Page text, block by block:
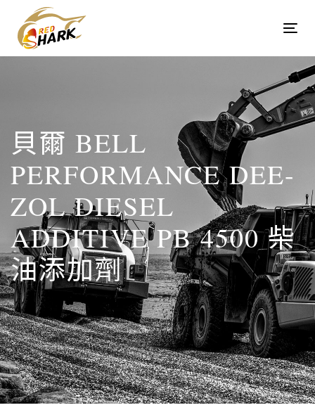
links
content
貝爾 BELL
PERFORMANCE DEE-
ZOL DIESEL
ADDITIVE PB 4500 柴
油添加劑